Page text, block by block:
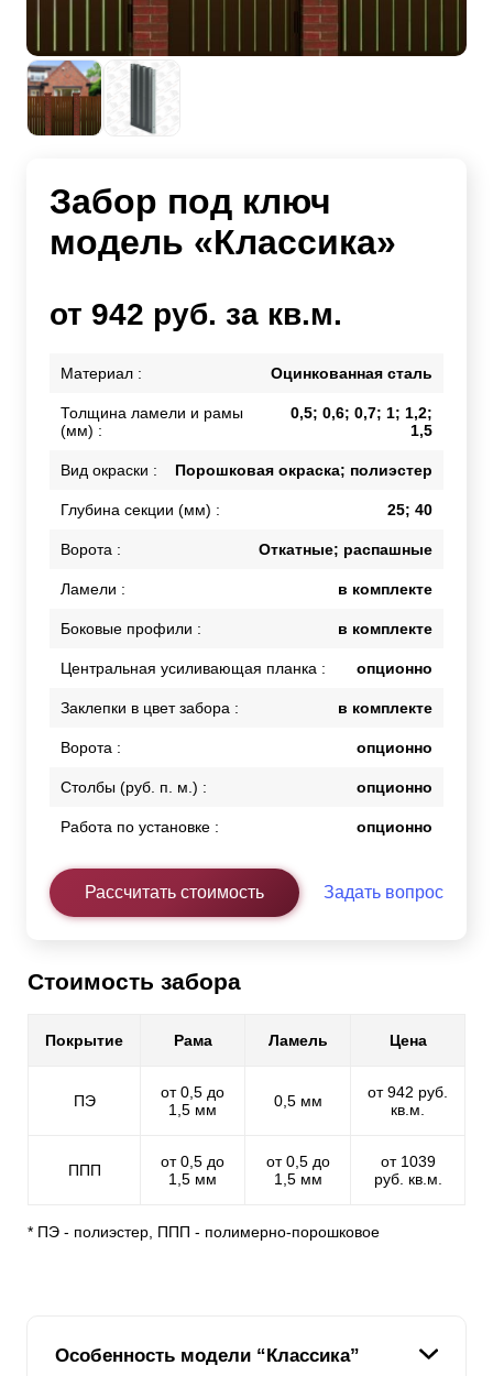
Забор под ключ
модель «Классика»
от 942 руб. за кв.м.
Материал : Оцинкованная сталь
Толщина ламели и рамы
(мм) :
0,5; 0,6; 0,7; 1; 1,2;
1,5
Вид окраски : Порошковая окраска; полиэстер
Глубина секции (мм) : 25; 40
Ворота : Откатные; распашные
Ламели : в комплекте
Боковые профили : в комплекте
Центральная усиливающая планка : опционно
Заклепки в цвет забора : в комплекте
Ворота : опционно
Столбы (руб. п. м.) : опционно
Работа по установке : опционно
Рассчитать стоимость Задать вопрос
Стоимость забора
Покрытие Рама Ламель Цена
ПЭ
от 0,5 до
1,5 мм
0,5 мм
от 942 руб.
кв.м.
ППП
от 0,5 до
1,5 мм
от 0,5 до
1,5 мм
от 1039
руб. кв.м.
* ПЭ - полиэстер, ППП - полимерно-порошковое
Особенность модели “Классика”